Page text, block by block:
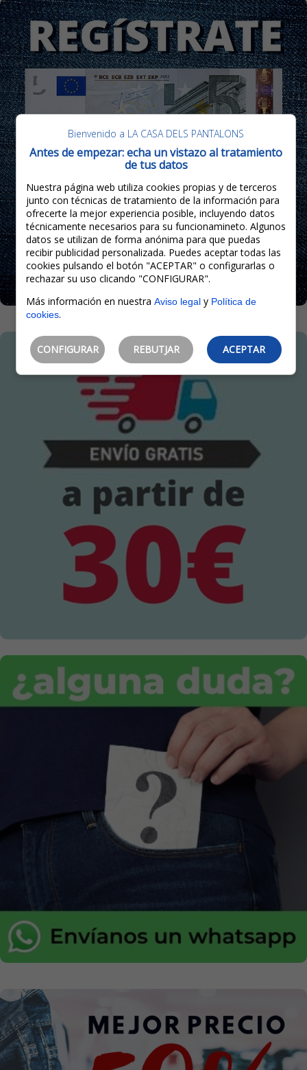
Bienvenido a LA CASA DELS PANTALONS
Antes de empezar: echa un vistazo al tratamiento
de tus datos
Nuestra página web utiliza cookies propias y de terceros
junto con técnicas de tratamiento de la información para
ofrecerte la mejor experiencia posible, incluyendo datos
técnicamente necesarios para su funcionamineto. Algunos
datos se utilizan de forma anónima para que puedas
recibir publicidad personalizada. Puedes aceptar todas las
cookies pulsando el botón "ACEPTAR" o configurarlas o
rechazar su uso clicando "CONFIGURAR".
Más información en nuestra Aviso legaly Política de
cookies.
CONFIGURAR REBUTJAR ACEPTAR